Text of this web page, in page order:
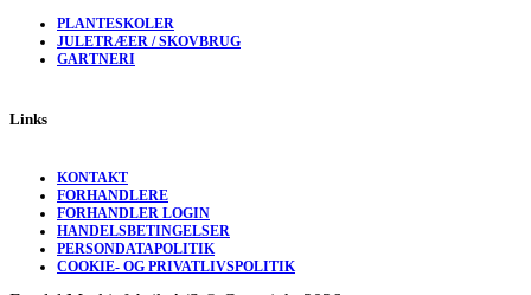
PLANTESKOLER
JULETRÆER / SKOVBRUG
GARTNERI
Links
KONTAKT
FORHANDLERE
FORHANDLER LOGIN
HANDELSBETINGELSER
PERSONDATAPOLITIK
COOKIE- OG PRIVATLIVSPOLITIK